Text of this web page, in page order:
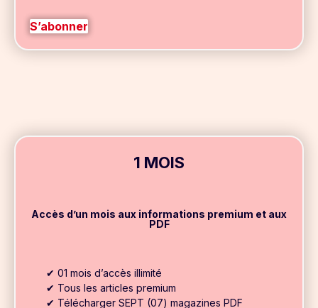
S’abonner
1 MOIS
Accès d’un mois aux informations premium et aux
PDF
✔ 01 mois d’accès illimité
✔ Tous les articles premium
✔ Télécharger SEPT (07) magazines PDF